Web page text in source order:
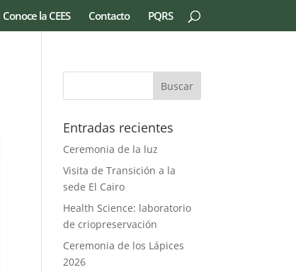
Conoce la CEES Contacto PQRS
Entradas recientes
Ceremonia de la luz
Visita de Transición a la
sede El Cairo
Health Science: laboratorio
de criopreservación
Ceremonia de los Lápices
2026